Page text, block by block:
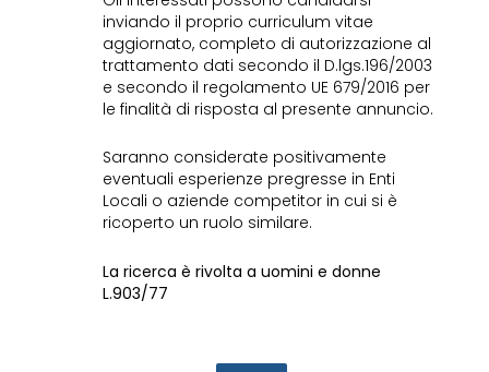
inviando il proprio curriculum vitae
aggiornato, completo di autorizzazione al
trattamento dati secondo il D.lgs.196/2003
e secondo il regolamento UE 679/2016 per
le finalità di risposta al presente annuncio.
Saranno considerate positivamente
eventuali esperienze pregresse in Enti
Locali o aziende competitor in cui si è
ricoperto un ruolo similare.
La ricerca è rivolta a uomini e donne
L.903/77